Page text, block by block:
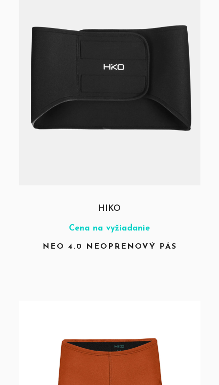
HIKO
Cena na vyžiadanie
NEO 4.0 NEOPRENOVÝ PÁS